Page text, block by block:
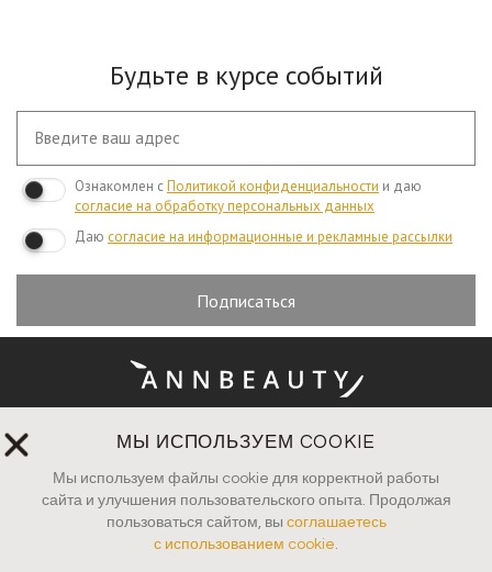
Будьте в курсе событий
Ознакомлен сПолитикой конфиденциальности и даю
согласие на обработку персональных данных
Даю согласие на информационные и рекламные рассылки
Подписаться
Оплата и доставка
Вопросы и ответы
Руководство по уходу
МЫ ИСПОЛЬЗУЕМ COOKIE
Мы используем файлы cookie для корректной работы
сайта и улучшения пользовательского опыта. Продолжая
пользоваться сайтом, вы соглашаетесь
с использованием cookie.